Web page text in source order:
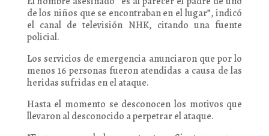
de los niños que se encontraban en el lugar”, indicó
el canal de televisión NHK, citando una fuente
policial.
Los servicios de emergencia anunciaron que por lo
menos 16 personas fueron atendidas a causa de las
heridas sufridas en el ataque.
Hasta el momento se desconocen los motivos que
llevaron al desconocido a perpetrar el ataque.